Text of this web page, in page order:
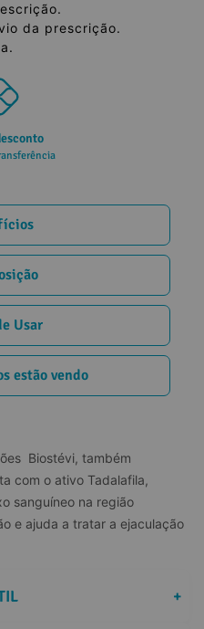
da prescrição.
Usar
estão vendo
Biostévi, também
com o ativo Tadalafila,
sanguíneo na região
e ajuda a tratar a ejaculação
+